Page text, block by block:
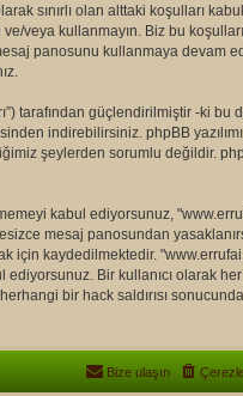
sınırlı olan alttaki koşulları
veya kullanmayın. Biz bu
panosunu kullanmaya devam
tarafından güçlendirilmiştir -ki bu
indirebilirsiniz. phpBB
şeylerden sorumlu değildir.
kabul ediyorsunuz,
mesaj panosundan
için kaydedilmektedir.
ediyorsunuz. Bir kullanıcı olarak
bir hack saldırısı
Bize ulaşın